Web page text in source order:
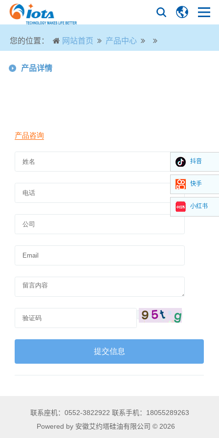
您的位置： 网站首页 产品中心
产品详情
联系座机：0552-3822922 联系手机：18055289263
Powered by 安徽艾约塔硅油有限公司 © 2026
抖音
快手
小红书